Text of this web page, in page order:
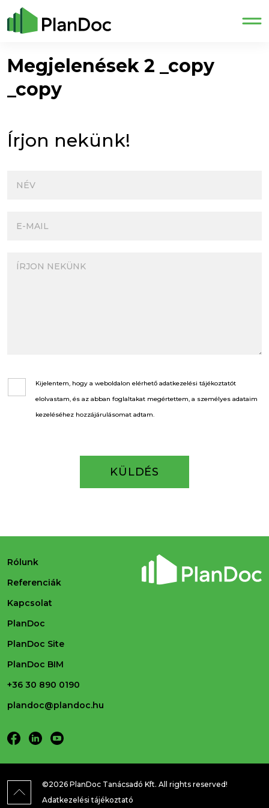
Megjelenések 2 _copy
_copy
Írjon nekünk!
Kijelentem, hogy a weboldalon elérhető adatkezelési tájékoztatót
elolvastam, és az abban foglaltakat megértettem, a személyes adataim
kezeléséhez hozzájárulásomat adtam.
Rólunk
Referenciák
Kapcsolat
PlanDoc
PlanDoc Site
PlanDoc BIM
+36 30 890 0190
plandoc@plandoc.hu
©2026 PlanDoc Tanácsadó Kft. All rights reserved!
Adatkezelési tájékoztató